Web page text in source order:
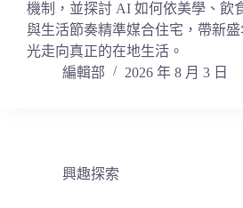
機制，並探討 AI 如何依美學、飲
與生活節奏精準媒合住宅，帶新
光走向真正的在地生活。
編輯部
2026 年 8 月 3 日
興趣探索